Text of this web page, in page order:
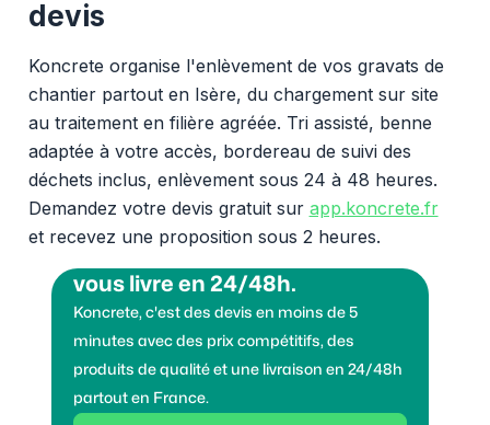
devis
Koncrete organise l'enlèvement de vos gravats de
chantier partout en Isère, du chargement sur site
au traitement en filière agréée. Tri assisté, benne
adaptée à votre accès, bordereau de suivi des
déchets inclus, enlèvement sous 24 à 48 heures.
Demandez votre devis gratuit sur app.koncrete.fr
et recevez une proposition sous 2 heures.
vous livre en 24/48h.
Koncrete, c'est des devis en moins de 5
minutes avec des prix compétitifs, des
produits de qualité et une livraison en 24/48h
partout en France.